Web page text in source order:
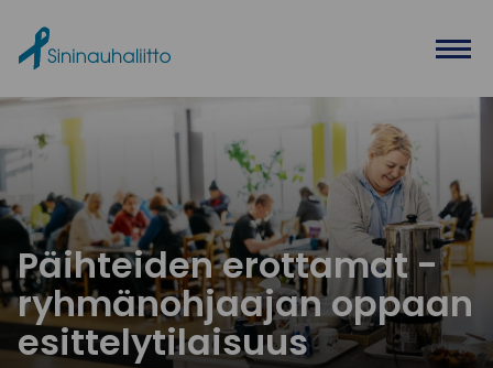
Päihteiden erottamat -
ryhmänohjaajan oppaan
esittelytilaisuus